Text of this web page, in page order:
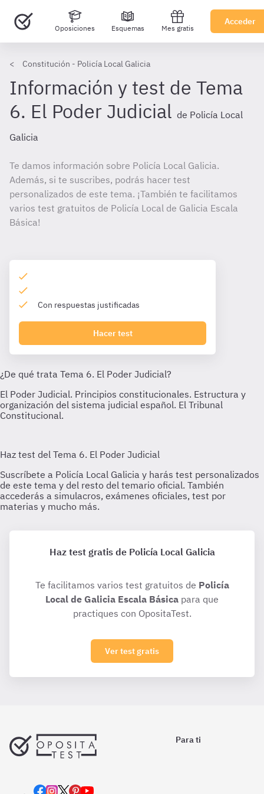
Oposiciones Esquemas Mes gratis
Acceder
Constitución - Policía Local Galicia
Información y test de Tema
6. El Poder Judicial de Policía Local
Galicia
Te damos información sobre Policía Local Galicia.
Además, si te suscribes, podrás hacer test
personalizados de este tema. ¡También te facilitamos
varios test gratuitos de Policía Local de Galicia Escala
Básica!
Con respuestas justificadas
Hacer test
Haz test gratis de Policía Local Galicia
Te facilitamos varios test gratuitos de Policía
Local de Galicia Escala Básica para que
practiques con OpositaTest.
Ver test gratis
Para ti